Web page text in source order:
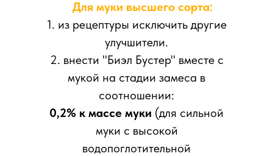
Для муки высшего сорта:
1. из рецептуры исключить другие
улучшители.
2. внести "Биэл Бустер" вместе с
мукой на стадии замеса в
соотношении:
0,2% к массе муки (для сильной
муки с высокой
водопоглотительной